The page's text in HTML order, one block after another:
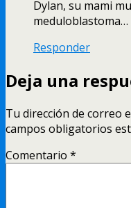
Dylan, su mami
meduloblastoma…
Responder
Deja una
Tu dirección de correo
campos obligatorios
Comentario *